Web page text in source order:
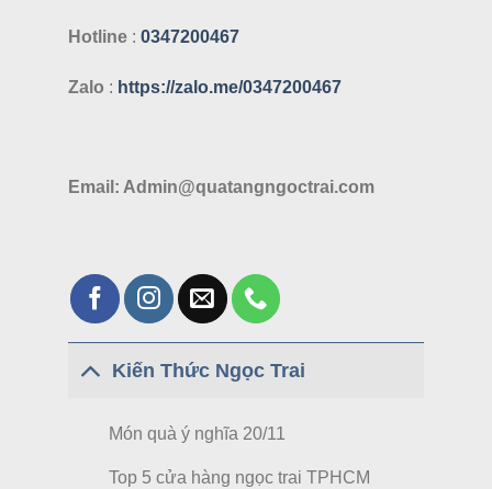
Hotline : 0347200467
Zalo : https://zalo.me/0347200467
Email: Admin@quatangngoctrai.com
Kiến Thức Ngọc Trai
Món quà ý nghĩa 20/11
Top 5 cửa hàng ngọc trai TPHCM